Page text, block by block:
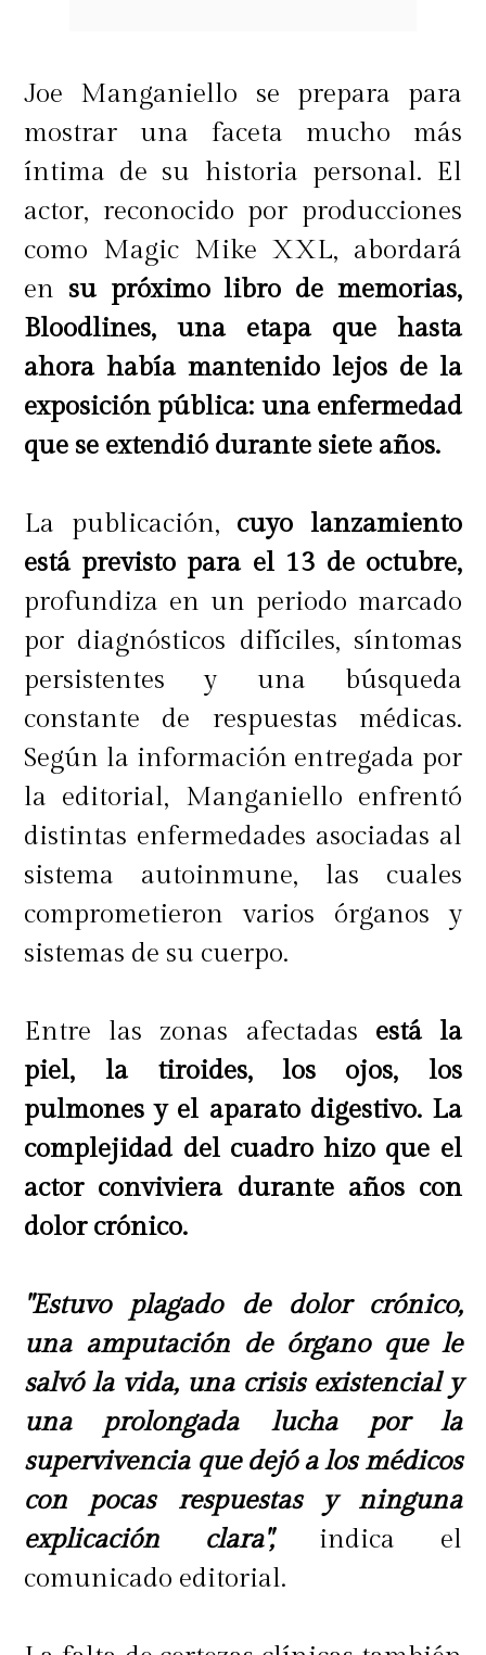
conversación como corresponde. Me
da rabia verlo en televisión porque
no puedo entender que gente
sinvergüenza como él esté
trabajando", disparó
Durante el programa, el equipo de
Que Te Lo Digoreveló que se puso
en contacto con Vasco Moulian para
conocer su versión sobre las
acusaciones realizadas en pantalla.
Sin embargo, hasta el cierre del
espacio, no habían obtenido una
respuesta del actor.
Finalmente, Abraham advirtió que,
si el conflicto continúa sin solución,
podría llevar el caso ante la justicia.
"Como él dice que me va a
demandar por extorsión, yo lo voy a
demandar por estafa",
Joe Manganiello se prepara para
mostrar una faceta mucho más
íntima de su historia personal. El
actor, reconocido por producciones
como Magic Mike XXL, abordará
en su próximo libro de memorias,
Bloodlines, una etapa que hasta
ahora había mantenido lejos de la
exposición pública: una enfermedad
que se extendió durante siete años.
La publicación, cuyo lanzamiento
está previsto para el 13 de octubre,
profundiza en un periodo marcado
por diagnósticos difíciles, síntomas
persistentes y una búsqueda
constante de respuestas médicas.
Según la información entregada por
la editorial, Manganiello enfrentó
distintas enfermedades asociadas al
sistema autoinmune, las cuales
comprometieron varios órganos y
sistemas de su cuerpo.
Entre las zonas afectadas está la
piel, la tiroides, los ojos, los
pulmones y el aparato digestivo. La
complejidad del cuadro hizo que el
actor conviviera durante años con
dolor crónico.
"Estuvo plagado de dolor crónico,
una amputación de órgano que le
salvó la vida, una crisis existencial y
una prolongada lucha por la
supervivencia que dejó a los médicos
con pocas respuestas y ninguna
explicación clara",indica el
comunicado editorial.